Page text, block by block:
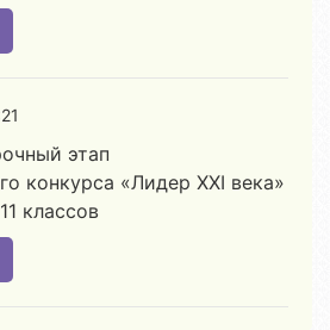
этап
конкурса «Лидер ХХІ века»
классов